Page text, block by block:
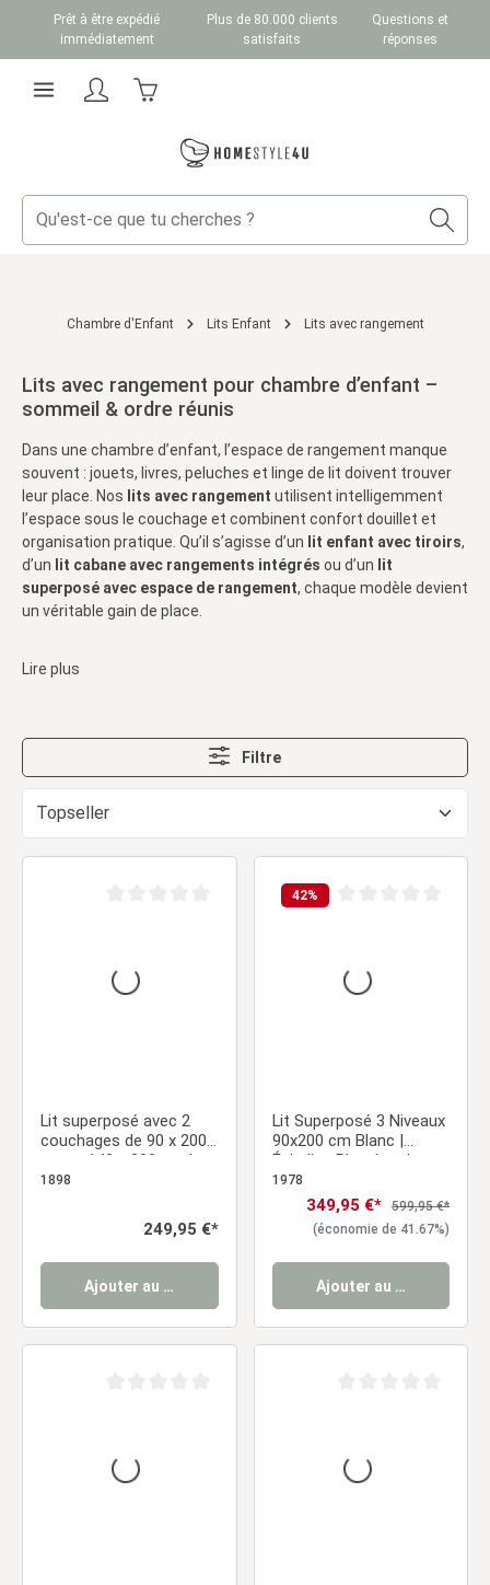
Passer au contenu principal
Prêt à être expédié
immédiatement
Plus de 80.000 clients
satisfaits
Questions et
réponses
Chambre d'Enfant Lits Enfant Lits avec rangement
Lits avec rangement pour chambre d’enfant –
sommeil & ordre réunis
Dans une chambre d’enfant, l’espace de rangement manque
souvent : jouets, livres, peluches et linge de lit doivent trouver
leur place. Nos lits avec rangement utilisent intelligemment
l’espace sous le couchage et combinent confort douillet et
organisation pratique. Qu’il s’agisse d’un lit enfant avec tiroirs,
d’un lit cabane avec rangements intégrés ou d’un lit
superposé avec espace de rangement, chaque modèle devient
un véritable gain de place.
Lire plus
Filtre
Lit superposé avec 2
couchages de 90 x 200
cm et 140 x 200 cm |
Blanc | Bois
1898
Prix régulier :
249,95 €*
Ajouter au panier
42%
Lit Superposé 3 Niveaux
90x200 cm Blanc |
Échelles Blanches | avec
Sommier
1978
Prix de vente :
349,95 €* Prix régulier :
599,95 €*
(économie de 41.67%)
Ajouter au panier